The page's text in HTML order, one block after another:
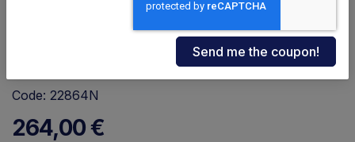
Code: 22864N
264,00 €